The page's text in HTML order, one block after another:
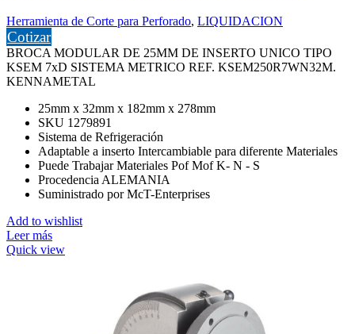
Herramienta de Corte para Perforado, LIQUIDACION
Cotizar
BROCA MODULAR DE 25MM DE INSERTO UNICO TIPO
KSEM 7xD SISTEMA METRICO REF. KSEM250R7WN32M.
KENNAMETAL
25mm x 32mm x 182mm x 278mm
SKU 1279891
Sistema de Refrigeración
Adaptable a inserto Intercambiable para diferente Materiales
Puede Trabajar Materiales Pof Mof K- N - S
Procedencia ALEMANIA
Suministrado por McT-Enterprises
Add to wishlist
Leer más
Quick view